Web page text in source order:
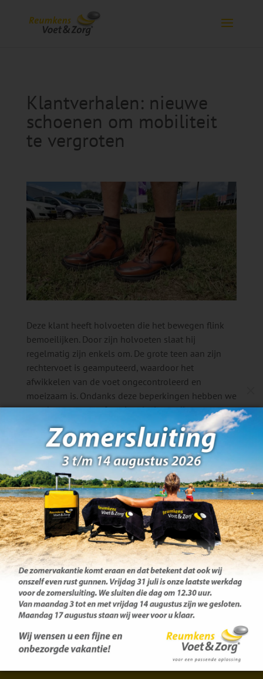
Klantverhalen: nieuwe
schoenen om mobiliteit
te vergroten
Deze klant heeft holvoeten die het bewegen flink
bemoeilijken. Door zijn holvoeten slaat hij
regelmatig zijn enkels om. De grote teen aan zijn
rechtervoet is geamputeerd, waardoor het
afwikkelen van de voet ongecontroleerd en
moeizaam is. Ondanks deze beperkingen hebben we
voor hem een paar functionele én modieuze
schoenen gemaakt die zijn mobiliteit vergroten. Hij
is heel tevreden met zijn nieuwe schoenen!
Wilt u weten wat Reumkens Voet & Zorg voor u kan
betekenen? Bezoek dan onze website:
www.reumkensvoetenzorg.nl
Centrale afsprakenlijn: